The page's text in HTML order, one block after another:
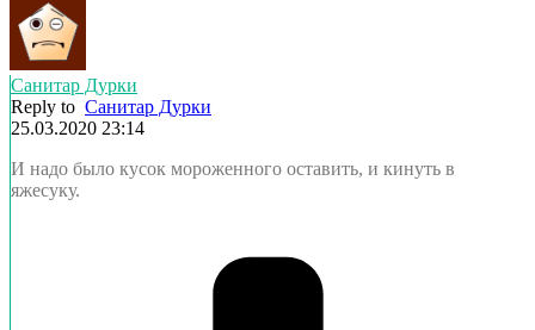
Санитар Дурки
Reply to Санитар Дурки
25.03.2020 23:14
И надо было кусок мороженного оставить, и кинуть в
яжесуку.